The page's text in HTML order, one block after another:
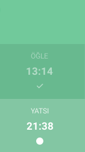
ÖĞLE
13:14
YATSI
21:38